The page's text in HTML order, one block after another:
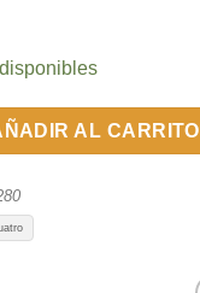
AL CARRITO